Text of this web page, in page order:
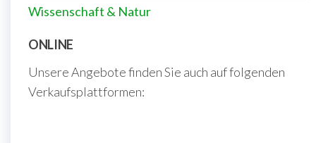
Wissenschaft & Natur
ONLINE
Unsere Angebote finden Sie auch auf folgenden
Verkaufsplattformen: